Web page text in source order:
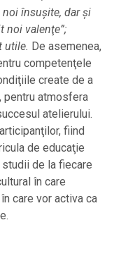
însuşite, dar şi
noi valenţe”;
utile. De asemenea,
competenţele
create de a
pentru atmosfera
atelierului.
fiind
de educaţie
de la fiecare
în care
care vor activa ca